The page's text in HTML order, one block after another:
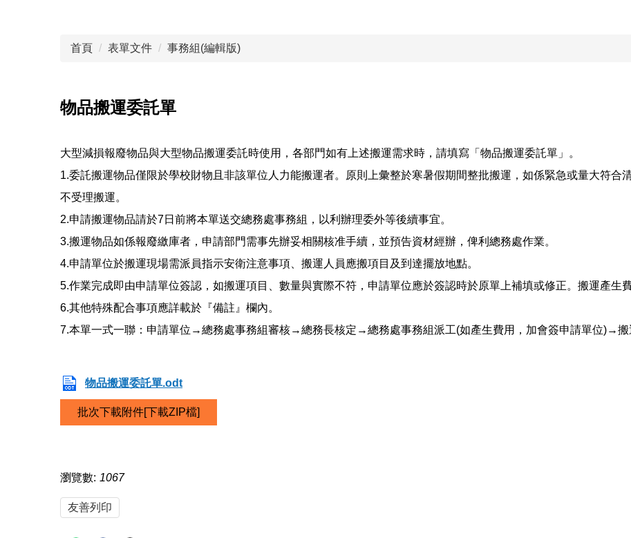
首頁 表單文件 事務組(編輯版)
物品搬運委託單
大型減損報廢物品與大型物品搬運委託時使用，各部門如有上述搬運需求時，請填寫「物品搬運委託單」。
1.委託搬運物品僅限於學校財物且非該單位人力能搬運者。原則上彙整於寒暑假期間整批搬運，如係緊急或量大符合
不受理搬運。
2.申請搬運物品請於7日前將本單送交總務處事務組，以利辦理委外等後續事宜。
3.搬運物品如係報廢繳庫者，申請部門需事先辦妥相關核准手續，並預告資材經辦，俾利總務處作業。
4.申請單位於搬運現場需派員指示安衛注意事項、搬運人員應搬項目及到達擺放地點。
5.作業完成即由申請單位簽認，如搬運項目、數量與實際不符，申請單位應於簽認時於原單上補填或修正。搬運產生
6.其他特殊配合事項應詳載於『備註』欄內。
7.本單一式一聯：申請單位→總務處事務組審核→總務長核定→總務處事務組派工(如產生費用，加會簽申請單位)→
物品搬運委託單.odt
批次下載附件[下載ZIP檔]
瀏覽數: 1067
友善列印